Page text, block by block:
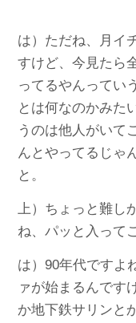
は）ただね、月イ
すけど、今見たら
ってるやんってい
とは何なのかみた
うのは他人がいて
んとやってるじゃ
と。
上）ちょっと難し
ね、パッと入って
は）90年代ですよ
ァが始まるんです
か地下鉄サリンと